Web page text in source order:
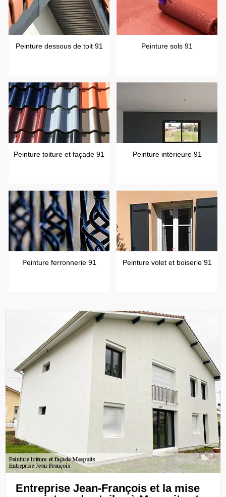
Peinture dessous de toit 91 Peinture sols 91
Peinture toiture et façade 91 Peinture intérieure 91
Peinture ferronnerie 91 Peinture volet et boiserie 91
Entreprise Jean-François et la mise